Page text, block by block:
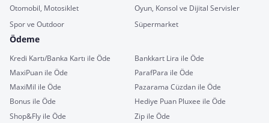
Otomobil, Motosiklet
Oyun, Konsol ve Dijital Servisler
Spor ve Outdoor
Süpermarket
Ödeme
Kredi Kartı/Banka Kartı ile Öde
Bankkart Lira ile Öde
MaxiPuan ile Öde
ParafPara ile Öde
MaxiMil ile Öde
Pazarama Cüzdan ile Öde
Bonus ile Öde
Hediye Puan Pluxee ile Öde
Shop&Fly ile Öde
Zip ile Öde